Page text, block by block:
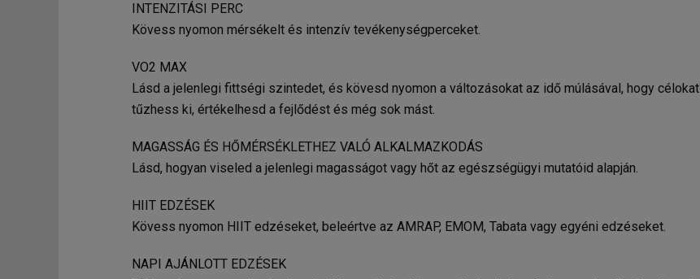
INTENZITÁSI PERC
Kövess nyomon mérsékelt és intenzív tevékenységperceket.
VO2 MAX
Lásd a jelenlegi fittségi szintedet, és kövesd nyomon a változásokat az idő múlásával, hogy célokat
tűzhess ki, értékelhesd a fejlődést és még sok mást.
MAGASSÁG ÉS HŐMÉRSÉKLETHEZ VALÓ ALKALMAZKODÁS
Lásd, hogyan viseled a jelenlegi magasságot vagy hőt az egészségügyi mutatóid alapján.
HIIT EDZÉSEK
Kövess nyomon HIIT edzéseket, beleértve az AMRAP, EMOM, Tabata vagy egyéni edzéseket.
NAPI AJÁNLOTT EDZÉSEK